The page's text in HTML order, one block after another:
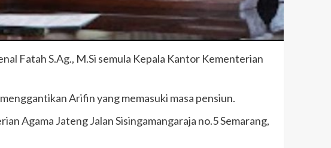
Fatah S.Ag., M.Si semula Kepala Kantor Kementerian
Arifin yang memasuki masa pensiun.
Agama Jateng Jalan Sisingamangaraja no.5 Semarang,